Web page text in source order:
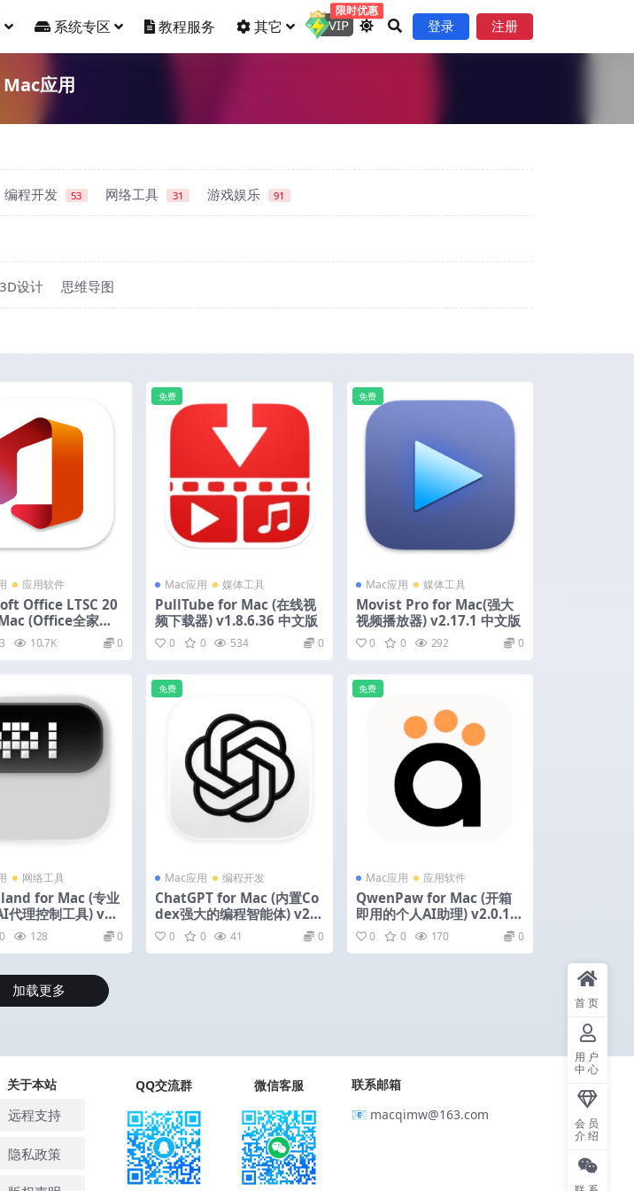
系统专区 教程服务 其它 VIP
限时优惠
登录 注册
Mac应用
编程开发 53 网络工具 31 游戏娱乐 91
3D设计 思维导图
应用软件
Office LTSC 20
(Office全家桶)
中文激活版
3 10.7K 0
Mac应用 媒体工具
PullTube for Mac (在线视
频下载器) v1.8.6.36 中文版
免费
0 0 534 0
Mac应用 媒体工具
Movist Pro for Mac(强大
视频播放器) v2.17.1 中文版
免费
0 0 292 0
网络工具
for Mac (专业
代理控制工具) v1.
版
0 128 0
Mac应用 编程开发
ChatGPT for Mac (内置Co
dex强大的编程智能体) v26.
721.41059 中文版
免费
0 0 41 0
Mac应用 应用软件
QwenPaw for Mac (开箱
即用的个人AI助理) v2.0.1
中文版-内置免费模型
免费
0 0 170 0
加载更多
关于本站
远程支持
隐私政策
QQ交流群 微信客服
联系邮箱
📧 macqimw@163.com
首页
用户
中心
会员
介绍